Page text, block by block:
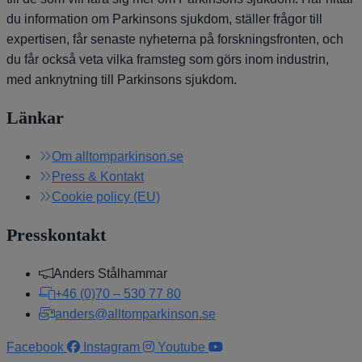
du information om Parkinsons sjukdom, ställer frågor till
expertisen, får senaste nyheterna på forskningsfronten, och
du får också veta vilka framsteg som görs inom industrin,
med anknytning till Parkinsons sjukdom.
Länkar
Om alltomparkinson.se
Press & Kontakt
Cookie policy (EU)
Presskontakt
Anders Stålhammar
+46 (0)70 – 530 77 80
anders@alltomparkinson.se
Facebook Instagram Youtube